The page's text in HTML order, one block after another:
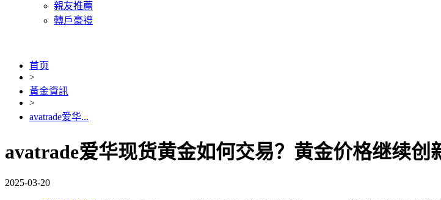
親友推薦
轉戶豪禮
首页
>
黃金資訊
>
avatrade爱华...
avatrade爱华现货黄金如何交易？黄金价格继续创
2025-03-20